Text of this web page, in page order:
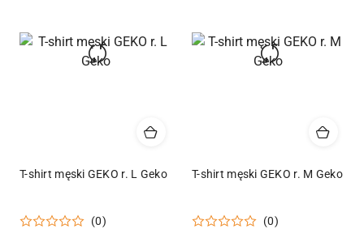
T-shirt męski GEKO r. L Geko
(0)
T-shirt męski GEKO r. M Geko
(0)